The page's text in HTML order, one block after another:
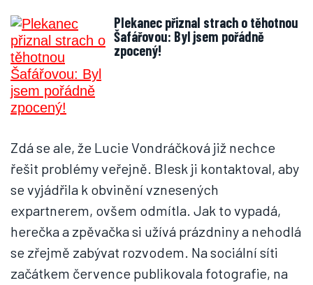
Plekanec přiznal strach o těhotnou
Šafářovou: Byl jsem pořádně
zpocený!
Zdá se ale, že Lucie Vondráčková již nechce
řešit problémy veřejně. Blesk ji kontaktoval, aby
se vyjádřila k obvinění vznesených
expartnerem, ovšem odmítla. Jak to vypadá,
herečka a zpěvačka si užívá prázdniny a nehodlá
se zřejmě zabývat rozvodem. Na sociální síti
začátkem července publikovala fotografie, na